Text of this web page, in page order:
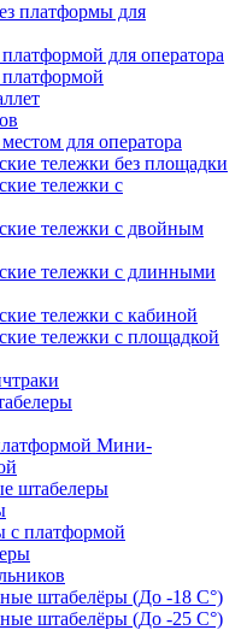
платформы для
для оператора
для оператора
тележки без площадки
тележки с
тележки с двойным
тележки с длинными
тележки с кабиной
тележки с площадкой
Мини-
штабелеры
с платформой
штабелёры (До -18 C°)
штабелёры (До -25 C°)